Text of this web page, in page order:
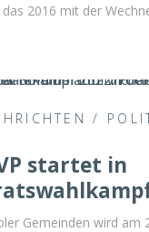
2016 mit der
/
startet in
Gemeinden wird am